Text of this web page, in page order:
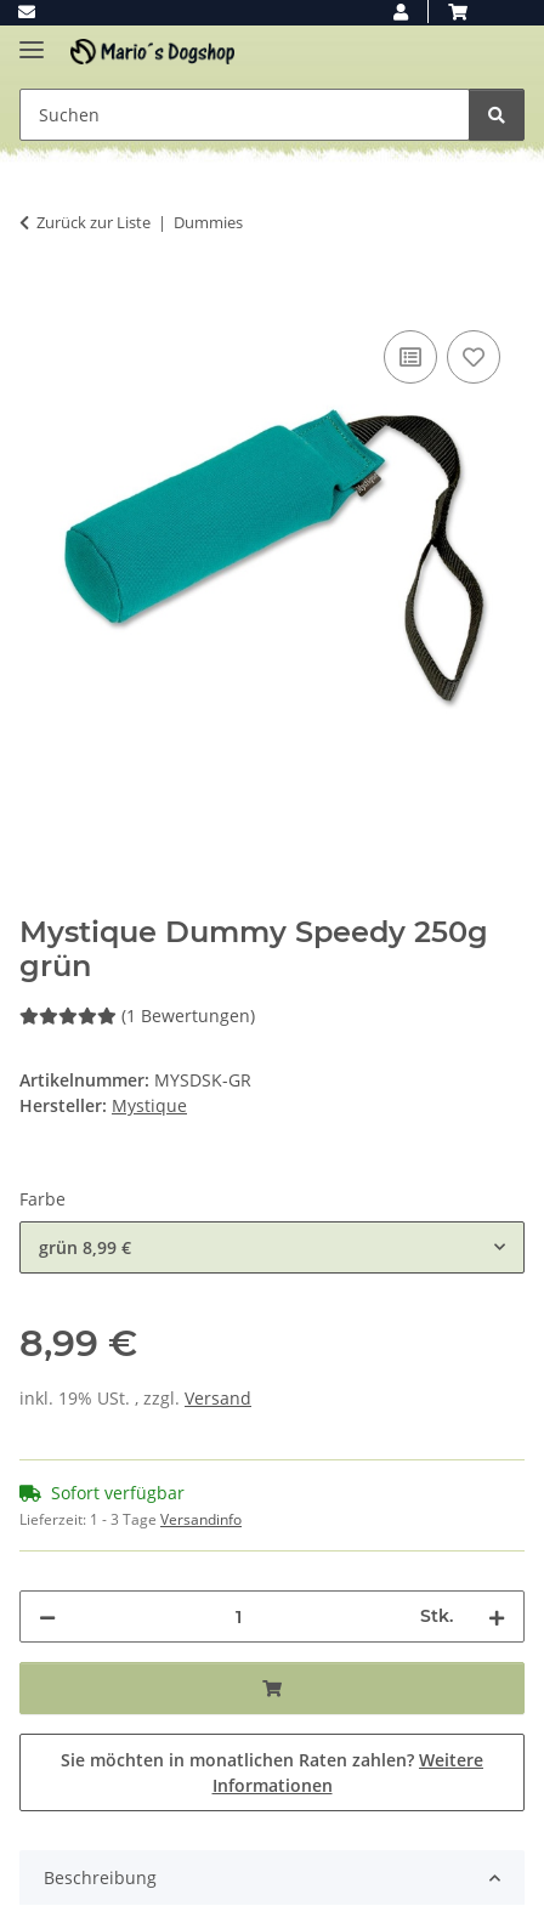
Zurück zur Liste Dummies
Mystique Dummy Speedy 250g
grün
(1 Bewertungen)
Artikelnummer: MYSDSK-GR
Hersteller: Mystique
Farbe
grün 8,99 €
8,99 €
inkl. 19% USt. , zzgl. Versand
Sofort verfügbar
Lieferzeit: 1 - 3 Tage Versandinfo
Stk.
Sie möchten in monatlichen Raten zahlen? Weitere
Informationen
Beschreibung